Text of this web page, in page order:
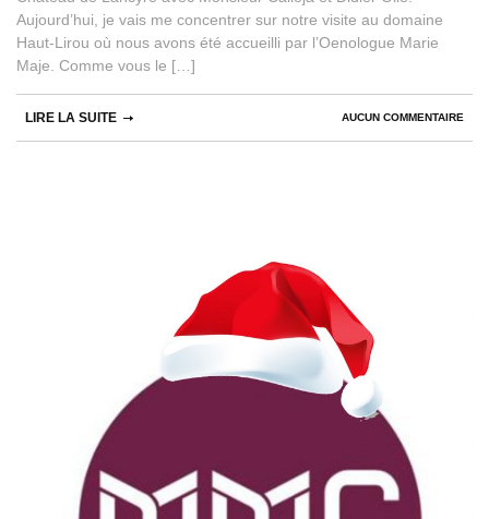
Aujourd’hui, je vais me concentrer sur notre visite au domaine
Haut-Lirou où nous avons été accueilli par l’Oenologue Marie
Maje. Comme vous le […]
AUCUN COMMENTAIRE
LIRE LA SUITE